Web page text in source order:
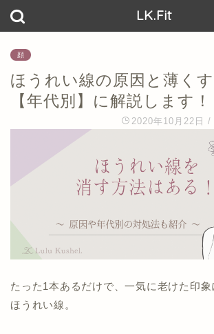
LK.Fit
顔
ほうれい線の原因と薄く
【年代別】に解説します！
2020年10月22日 /
たった1本あるだけで、一気に老けた印象
ほうれい線。